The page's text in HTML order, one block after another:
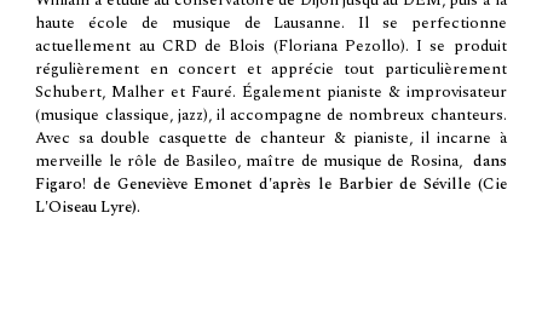
haute école de musique de Lausanne. Il se perfectionne
actuellement au CRD de Blois (Floriana Pezollo). I se produit
régulièrement en concert et apprécie tout particulièrement
Schubert, Malher et Fauré. Également pianiste & improvisateur
(musique classique, jazz), il accompagne de nombreux chanteurs.
Avec sa double casquette de chanteur & pianiste, il incarne à
merveille le rôle de Basileo, maître de musique de Rosina, dans
Figaro! de Geneviève Emonet d'après le Barbier de Séville (Cie
L'Oiseau Lyre).